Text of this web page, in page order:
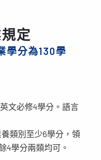
定
學分為130學
文必修4學分。語言
類別至少6學分，領
4學分兩類均可。